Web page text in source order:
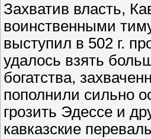
Захватив власть,
воинственными
выступил в 502 г.
удалось взять
богатства,
пополнили сильно
грозить Эдессе и
кавказские